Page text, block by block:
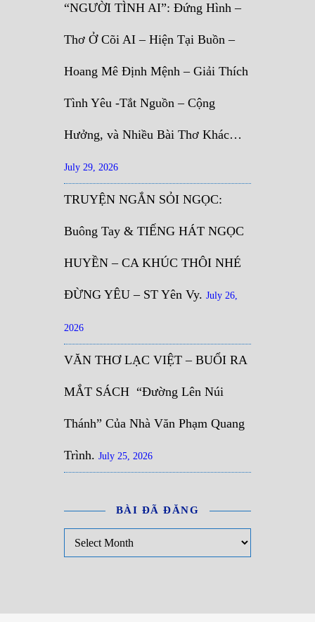
“NGƯỜI TÌNH AI”: Đứng Hình –
Thơ Ở Cõi AI – Hiện Tại Buồn –
Hoang Mê Định Mệnh – Giải Thích
Tình Yêu -Tắt Nguồn – Cộng
Hưởng, và Nhiều Bài Thơ Khác…
July 29, 2026
TRUYỆN NGẮN SỎI NGỌC:
Buông Tay & TIẾNG HÁT NGỌC
HUYỀN – CA KHÚC THÔI NHÉ
ĐỪNG YÊU – ST Yên Vy. July 26,
2026
VĂN THƠ LẠC VIỆT – BUỔI RA
MẮT SÁCH “Đường Lên Núi
Thánh” Của Nhà Văn Phạm Quang
Trình. July 25, 2026
BÀI ĐÃ ĐĂNG